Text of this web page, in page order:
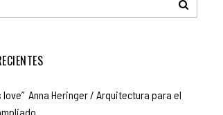
love” Anna Heringer / Arquitectura para el